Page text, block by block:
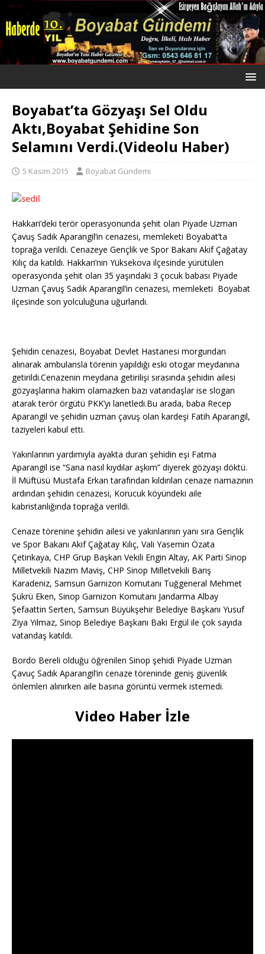
Boyabat’ta Gözyaşı Sel Oldu
Aktı,Boyabat Şehidine Son
Selamını Verdi.(Videolu Haber)
5 Kasım 2015 Boyabat Gündemi
Hakkari’deki terör operasyonunda şehit olan Piyade Uzman
Çavuş Sadık Aparangil’in cenazesi, memleketi Boyabat’ta
toprağa verildi. Cenazeye Gençlik ve Spor Bakanı Akif Çağatay
Kılıç da katıldı. Hakkari’nin Yüksekova ilçesinde yürütülen
operasyonda şehit olan 35 yaşındaki 3 çocuk babası Piyade
Uzman Çavuş Sadık Aparangil’in cenazesi, memleketi Boyabat
ilçesinde son yolculuğuna uğurlandı.
Şehidin cenazesi, Boyabat Devlet Hastanesi morgundan
alınarak ambulansla törenin yapıldığı eski otogar meydanına
getirildi.Cenazenin meydana getirilişi sırasında şehidin ailesi
gözyaşlarına hakim olamazken bazı vatandaşlar ise slogan
atarak terör örgütü PKK’yı lanetledi.Bu arada, baba Recep
Aparangil ve şehidin uzman çavuş olan kardeşi Fatih Aparangil,
taziyeleri kabul etti.
Yakınlarının yardımıyla ayakta duran şehidin eşi Fatma
Aparangil ise “Sana nasıl kıydılar aşkım” diyerek gözyaşı döktü.
İl Müftüsü Mustafa Erkan tarafından kıldırılan cenaze namazının
ardından şehidin cenazesi, Korucuk köyündeki aile
kabristanlığında toprağa verildi.
Cenaze törenine şehidin ailesi ve yakınlarının yanı sıra Gençlik
ve Spor Bakanı Akif Çağatay Kılıç, Vali Yasemin Özata
Çetinkaya, CHP Grup Başkan Vekili Engin Altay, AK Parti Sinop
Milletvekili Nazım Maviş, CHP Sinop Milletvekili Barış
Karadeniz, Samsun Garnizon Komutanı Tuğgeneral Mehmet
Şükrü Eken, Sinop Garnizon Komutanı Jandarma Albay
Şefaattin Serten, Samsun Büyükşehir Belediye Başkanı Yusuf
Ziya Yılmaz, Sinop Belediye Başkanı Baki Ergül ile çok sayıda
vatandaş katıldı.
Bordo Bereli olduğu öğrenilen Sinop şehidi Piyade Uzman
Çavuç Sadık Aparangil’in cenaze töreninde geniş güvenlik
önlemleri alınırken aile basına görüntü vermek istemedi.
Video Haber İzle